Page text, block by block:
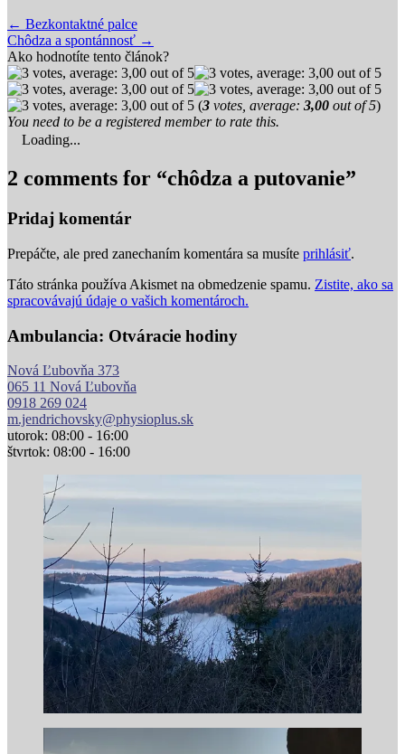
Post
navigation
← Bezkontaktné palce
Chôdza a spontánnosť →
Ako hodnotíte tento článok?
(3 votes, average: 3,00 out of 5)
You need to be a registered member to rate this.
Loading...
2 comments for “chôdza a putovanie”
Pridaj komentár
Prepáčte, ale pred zanechaním komentára sa musíte prihlásiť.
Táto stránka používa Akismet na obmedzenie spamu. Zistite, ako sa
spracovávajú údaje o vašich komentároch.
Ambulancia: Otváracie hodiny
Nová Ľubovňa 373
065 11 Nová Ľubovňa
0918 269 024
m.jendrichovsky@physioplus.sk
utorok: 08:00 - 16:00
štvrtok: 08:00 - 16:00